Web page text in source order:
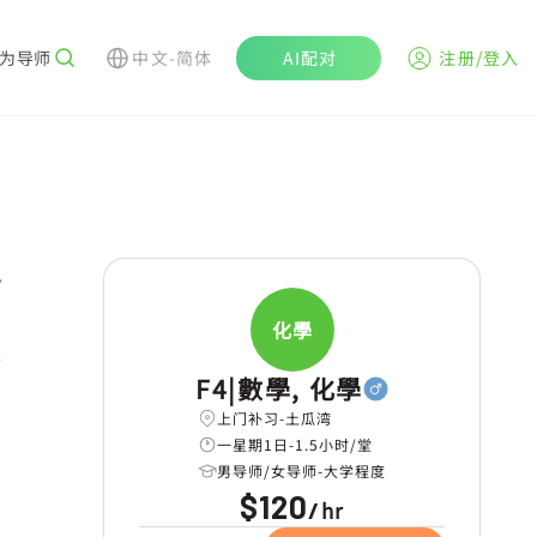
导师 中文-简体 AI配对 注册/登入
化學
F4|數學, 化學
上门补习-土瓜湾
一星期1日-1.5小时/堂
男导师/女导师-大学程度
$120/hr